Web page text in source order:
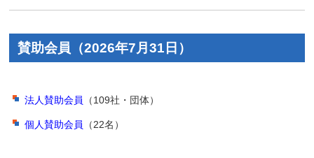
賛助会員（2026年7月31日）
法人賛助会員 （109社・団体）
個人賛助会員 （22名）